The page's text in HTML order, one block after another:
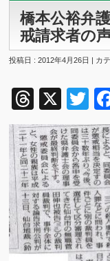
橋本公裕弁
戒請求者の
投稿日 : 2012年4月26日 | カ
X